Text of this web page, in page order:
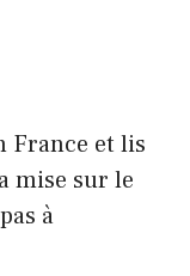
France et lis
mise sur le
à